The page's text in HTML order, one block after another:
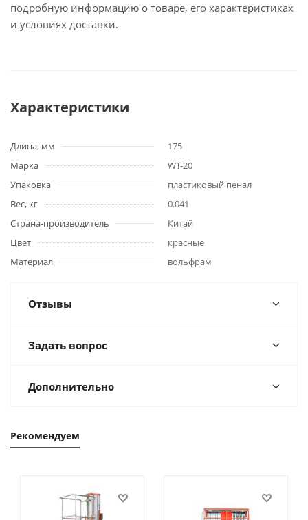
подробную информацию о товаре, его характеристиках
и условиях доставки.
Характеристики
Длина, мм
175
Марка
WT-20
Упаковка
пластиковый пенал
Вес, кг
0.041
Страна-производитель
Китай
Цвет
красные
Материал
вольфрам
Отзывы
Задать вопрос
Дополнительно
Рекомендуем